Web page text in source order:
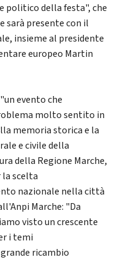
politico della festa", che
sarà presente con il
insieme al presidente
europeo Martin
evento che
molto sentito in
memoria storica e la
e civile della
della Regione Marche,
scelta
nazionale nella città
Marche: "Da
visto un crescente
i temi
ricambio